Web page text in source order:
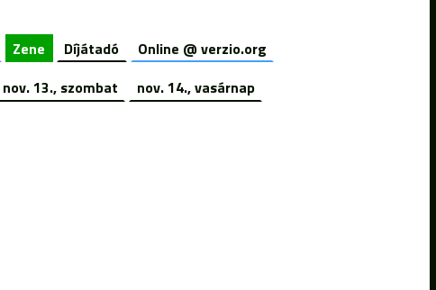
Zene Díjátadó
Online @ verzio.org
nov. 13., szombat nov. 14., vasárnap